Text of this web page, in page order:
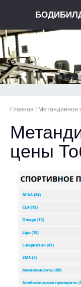
Главная / Метандиенон
цены